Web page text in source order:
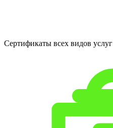
Сертификаты всех видов услуг